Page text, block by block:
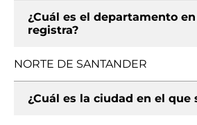
¿Cuál es el departamento
registra?
NORTE DE SANTANDER
¿Cuál es la ciudad en el que